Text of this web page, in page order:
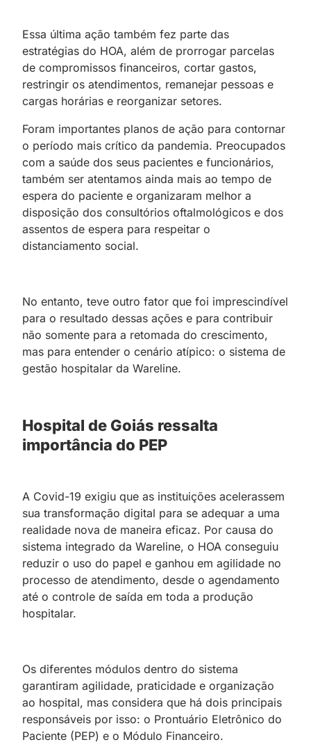
Essa última ação também fez parte das
estratégias do HOA, além de prorrogar parcelas
de compromissos financeiros, cortar gastos,
restringir os atendimentos, remanejar pessoas e
cargas horárias e reorganizar setores.
Foram importantes planos de ação para contornar
o período mais crítico da pandemia. Preocupados
com a saúde dos seus pacientes e funcionários,
também ser atentamos ainda mais ao tempo de
espera do paciente e organizaram melhor a
disposição dos consultórios oftalmológicos e dos
assentos de espera para respeitar o
distanciamento social.
No entanto, teve outro fator que foi imprescindível
para o resultado dessas ações e para contribuir
não somente para a retomada do crescimento,
mas para entender o cenário atípico: o sistema de
gestão hospitalar da Wareline.
Hospital de Goiás ressalta
importância do PEP
A Covid-19 exigiu que as instituições acelerassem
sua transformação digital para se adequar a uma
realidade nova de maneira eficaz. Por causa do
sistema integrado da Wareline, o HOA conseguiu
reduzir o uso do papel e ganhou em agilidade no
processo de atendimento, desde o agendamento
até o controle de saída em toda a produção
hospitalar.
Os diferentes módulos dentro do sistema
garantiram agilidade, praticidade e organização
ao hospital, mas considera que há dois principais
responsáveis por isso: o Prontuário Eletrônico do
Paciente (PEP) e o Módulo Financeiro.